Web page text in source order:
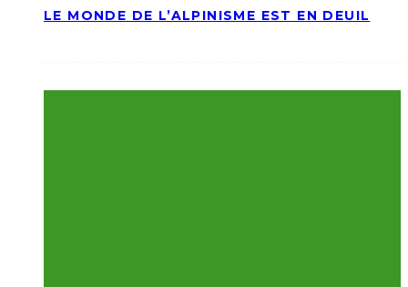
LE MONDE DE L’ALPINISME EST EN DEUIL